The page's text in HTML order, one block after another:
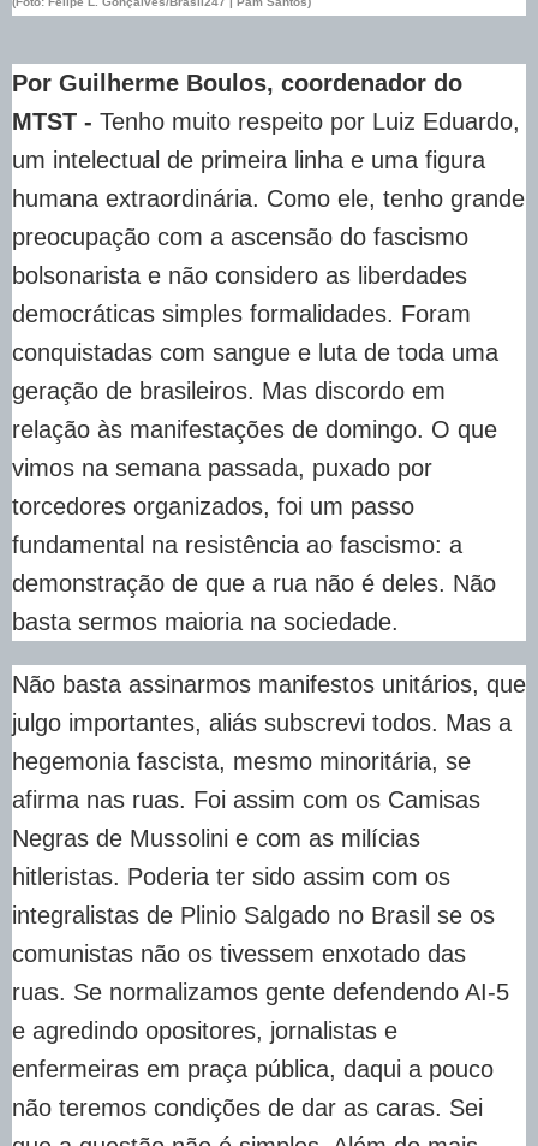
Por Guilherme Boulos, coordenador do
MTST - Tenho muito respeito por Luiz Eduardo,
um intelectual de primeira linha e uma figura
humana extraordinária. Como ele, tenho grande
preocupação com a ascensão do fascismo
bolsonarista e não considero as liberdades
democráticas simples formalidades. Foram
conquistadas com sangue e luta de toda uma
geração de brasileiros. Mas discordo em
relação às manifestações de domingo. O que
vimos na semana passada, puxado por
torcedores organizados, foi um passo
fundamental na resistência ao fascismo: a
demonstração de que a rua não é deles. Não
basta sermos maioria na sociedade.
Não basta assinarmos manifestos unitários, que
julgo importantes, aliás subscrevi todos. Mas a
hegemonia fascista, mesmo minoritária, se
afirma nas ruas. Foi assim com os Camisas
Negras de Mussolini e com as milícias
hitleristas. Poderia ter sido assim com os
integralistas de Plinio Salgado no Brasil se os
comunistas não os tivessem enxotado das
ruas. Se normalizamos gente defendendo AI-5
e agredindo opositores, jornalistas e
enfermeiras em praça pública, daqui a pouco
não teremos condições de dar as caras. Sei